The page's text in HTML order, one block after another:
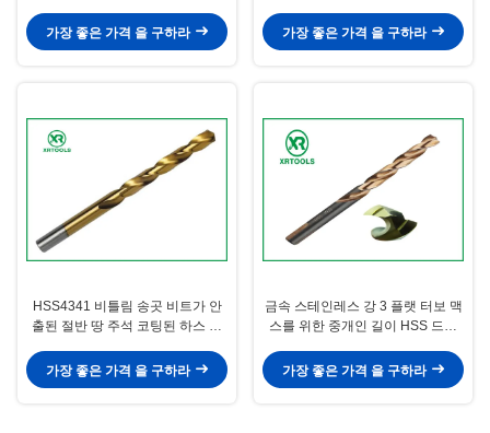
가장 좋은 가격 을 구하라
가장 좋은 가격 을 구하라
HSS4341 비틀림 송곳 비트가 안
출된 절반 땅 주석 코팅된 하스 드
가장 좋은 가격 을 구하라
금속 스테인레스 강 3 플랫 터보 맥
스를 위한 중개인 길이 HSS 드릴
가장 좋은 가격 을 구하라